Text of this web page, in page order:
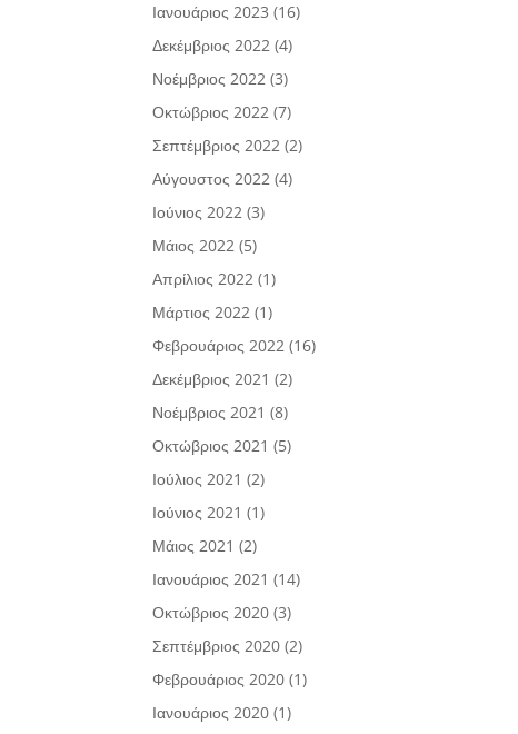
Ιανουάριος 2023 (16)
Δεκέμβριος 2022 (4)
Νοέμβριος 2022 (3)
Οκτώβριος 2022 (7)
Σεπτέμβριος 2022 (2)
Αύγουστος 2022 (4)
Ιούνιος 2022 (3)
Μάιος 2022 (5)
Απρίλιος 2022 (1)
Μάρτιος 2022 (1)
Φεβρουάριος 2022 (16)
Δεκέμβριος 2021 (2)
Νοέμβριος 2021 (8)
Οκτώβριος 2021 (5)
Ιούλιος 2021 (2)
Ιούνιος 2021 (1)
Μάιος 2021 (2)
Ιανουάριος 2021 (14)
Οκτώβριος 2020 (3)
Σεπτέμβριος 2020 (2)
Φεβρουάριος 2020 (1)
Ιανουάριος 2020 (1)